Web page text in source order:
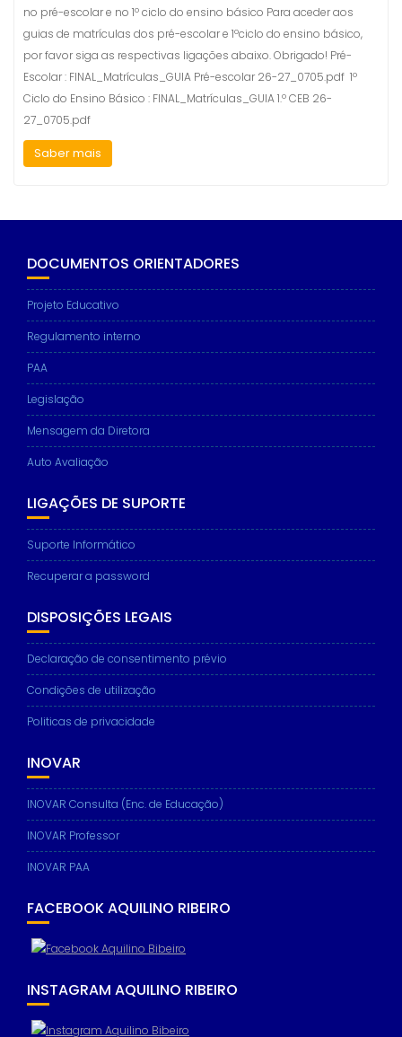
no pré-escolar e no 1º ciclo do ensino básico Para aceder aos
guias de matrículas dos pré-escolar e 1ºciclo do ensino básico,
por favor siga as respectivas ligações abaixo. Obrigado! Pré-
Escolar : FINAL_Matrículas_GUIA Pré-escolar 26-27_0705.pdf 1º
Ciclo do Ensino Básico : FINAL_Matrículas_GUIA 1.º CEB 26-
27_0705.pdf
Saber mais
DOCUMENTOS ORIENTADORES
Projeto Educativo
Regulamento interno
PAA
Legislação
Mensagem da Diretora
Auto Avaliação
LIGAÇÕES DE SUPORTE
Suporte Informático
Recuperar a password
DISPOSIÇÕES LEGAIS
Declaração de consentimento prévio
Condições de utilização
Politicas de privacidade
INOVAR
INOVAR Consulta (Enc. de Educação)
INOVAR Professor
INOVAR PAA
FACEBOOK AQUILINO RIBEIRO
INSTAGRAM AQUILINO RIBEIRO